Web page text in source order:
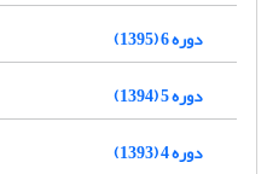
دوره 6 (1395)
دوره 5 (1394)
دوره 4 (1393)